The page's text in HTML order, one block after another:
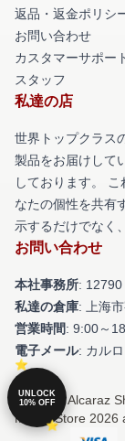
返品・返金ポリシ
お問い合わせ
カスタマーサポー
スタッフ
私達の店
世界トップクラス
製品をお届けして
しております。
なたの個性を共有
示するだけでなく、.
お問い合わせ
本社事務所:
私達の倉庫: 上海
営業時間: 9:00～
電子メール: カル
© Carlos Alcaraz
Merch Store 2026
UNLOCK
10% OFF